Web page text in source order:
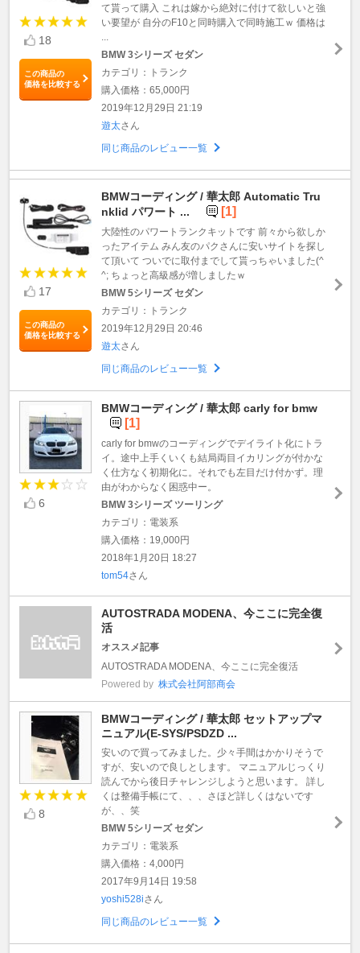
18
この商品の
価格を比較する
て貰って購入 これは嫁から絶対に付けて欲しいと強
い要望が 自分のF10と同時購入で同時施工ｗ 価格は
BMW 3シリーズ セダン
カテゴリ：トランク
購入価格：65,000円
2019年12月29日 21:19
遊太さん
同じ商品のレビュー一覧
17
この商品の
価格を比較する
BMWコーディング / 華太郎 Automatic Tru
nklid パワート ...
[1]
大陸性のパワートランクキットです 前々から欲しか
ったアイテム みん友のパクさんに安いサイトを探し
て頂いて ついでに取付までして貰っちゃいました(^
^; ちょっと高級感が増しましたｗ
BMW 5シリーズ セダン
カテゴリ：トランク
2019年12月29日 20:46
遊太さん
同じ商品のレビュー一覧
6
BMWコーディング / 華太郎 carly for bmw
[1]
carly for bmwのコーディングでデイライト化にトラ
イ。途中上手くいくも結局両目イカリングが付かな
く仕方なく初期化に。それでも左目だけ付かず。理
由がわからなく困惑中ー。
BMW 3シリーズ ツーリング
カテゴリ：電装系
購入価格：19,000円
2018年1月20日 18:27
tom54さん
AUTOSTRADA MODENA、今ここに完全復
活
オススメ記事
AUTOSTRADA MODENA、今ここに完全復活
Powered by 株式会社阿部商会
8
BMWコーディング / 華太郎 セットアップマ
ニュアル(E-SYS/PSDZD ...
安いので買ってみました。少々手間はかかりそうで
すが、安いので良しとします。 マニュアルじっくり
読んでから後日チャレンジしようと思います。 詳し
くは整備手帳にて、、、さほど詳しくはないです
が、、笑
BMW 5シリーズ セダン
カテゴリ：電装系
購入価格：4,000円
2017年9月14日 19:58
yoshi528iさん
同じ商品のレビュー一覧